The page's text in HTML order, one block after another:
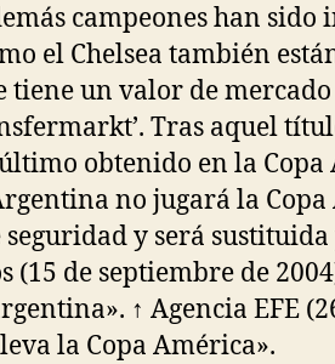
campeones han sido
el Chelsea también
tiene un valor de
Tras aquel
obtenido en la Copa
no jugará la
y será
(15 de septiembre de
↑ Agencia EFE
la Copa América».